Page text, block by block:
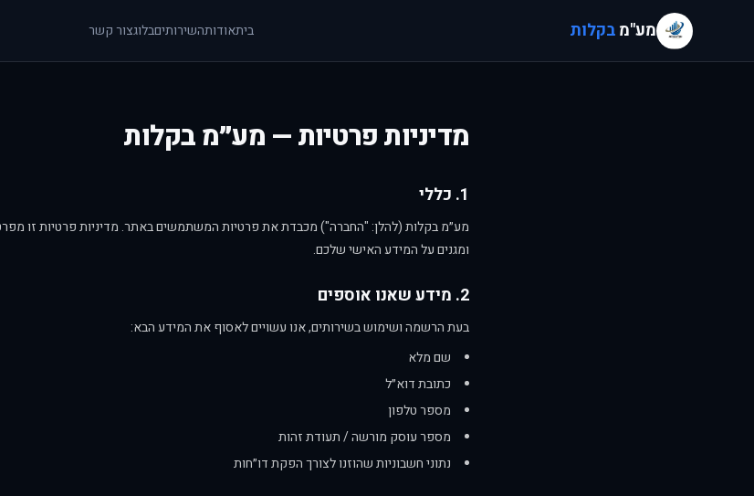
מע"מבקלות ביתאודותהשירותיםבלוגצור קשר
מדיניות פרטיות — מע״מ בקלות
1. כללי
מע״מ בקלות (להלן: "החברה") מכבדת את פרטיות המשתמשים באתר. מדיניות פרטיות זו
ומגנים על המידע האישי שלכם.
2. מידע שאנו אוספים
בעת הרשמה ושימוש בשירותים, אנו עשויים לאסוף את המידע הבא:
שם מלא
כתובת דוא״ל
מספר טלפון
מספר עוסק מורשה / תעודת זהות
נתוני חשבוניות שהוזנו לצורך הפקת דו״חות